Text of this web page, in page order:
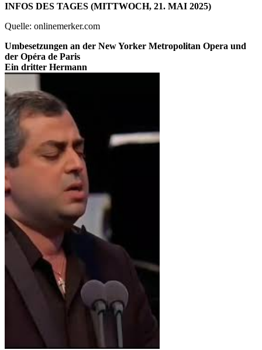
INFOS DES TAGES (MITTWOCH, 21. MAI 2025)
Quelle: onlinemerker.com
Umbesetzungen an der New Yorker Metropolitan Opera und
der Opéra de Paris
Ein dritter Hermann